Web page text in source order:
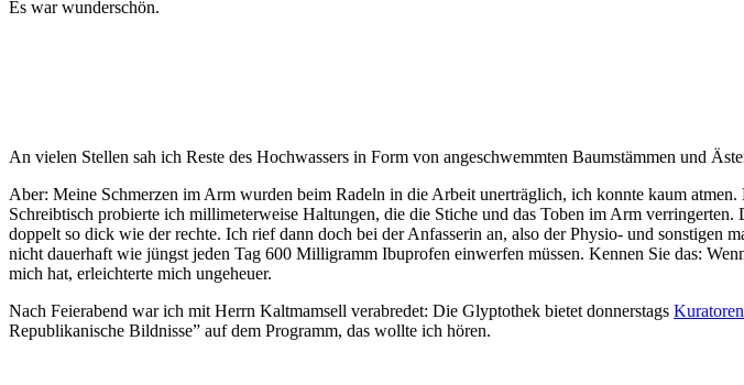
Es war wunderschön.
An vielen Stellen sah ich Reste des Hochwassers in Form von angeschwemmten Baumstämmen und
Aber: Meine Schmerzen im Arm wurden beim Radeln in die Arbeit unerträglich, ich konnte kaum
Schreibtisch probierte ich millimeterweise Haltungen, die die Stiche und das Toben im Arm
doppelt so dick wie der rechte. Ich rief dann doch bei der Anfasserin an, also der Physio- und sonstigen
nicht dauerhaft wie jüngst jeden Tag 600 Milligramm Ibuprofen einwerfen müssen. Kennen Sie das:
mich hat, erleichterte mich ungeheuer.
Nach Feierabend war ich mit Herrn Kaltmamsell verabredet: Die Glyptothek bietet donnerstags
Republikanische Bildnisse” auf dem Programm, das wollte ich hören.